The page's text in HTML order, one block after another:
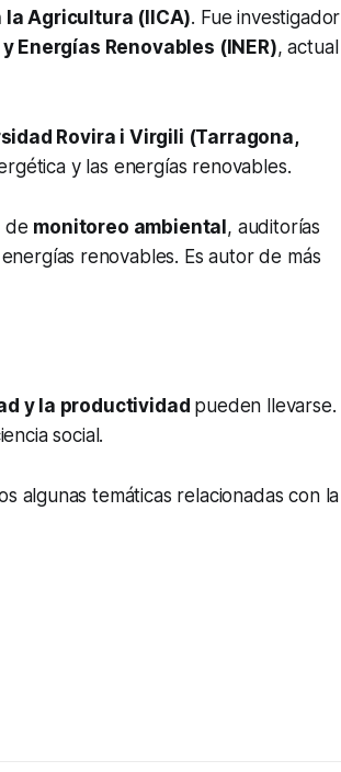
Agricultura (IICA). Fue investigador
Energías Renovables (INER), actual
Rovira i Virgili (Tarragona,
y las energías renovables.
de monitoreo ambiental, auditorías
renovables. Es autor de más
y la productividad pueden llevarse.
social.
algunas temáticas relacionadas con la